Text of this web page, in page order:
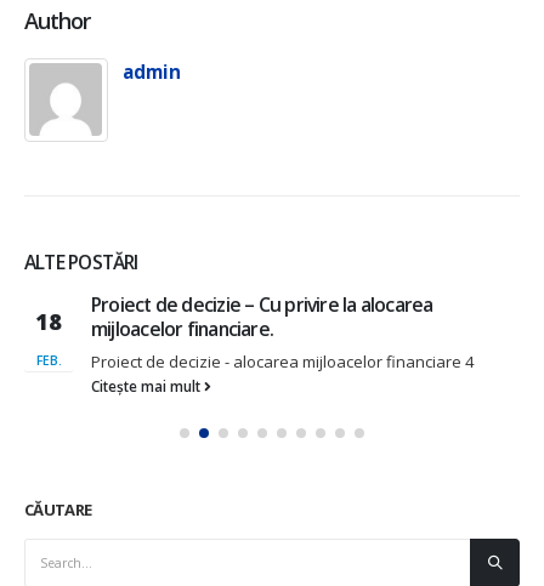
Author
admin
ALTE POSTĂRI
13
SEPT.
Proiect de decizie nr.4-9,,Cu privire la transmiterea
în comodat a bunului imobil Gimnaziului din satul
Vulcănești,,
Proiect de decizie nr.4-9 transmiterea în comodat IP
Citește mai mult
CĂUTARE